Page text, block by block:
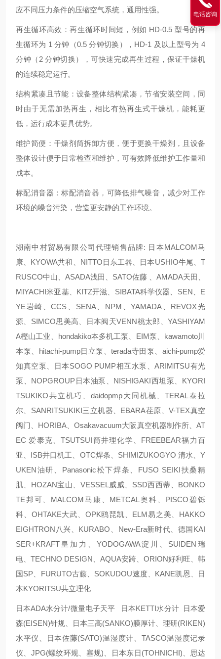
应不同压力条件的压缩空气系统，通用性强。
再生循环高效：再生循环时间短，例如 HD-0.5 型号的再
生循环为 1 分钟（0.5 分钟切换），HD-1 及以上型号为 4
分钟（2 分钟切换），可快速完成再生过程，保证干燥机
的连续稳定运行。
结构紧凑且节能：设备整体结构紧凑，节省安装空间，同
时由于无需加热再生，相比有热再生式干燥机，能耗更
低，运行成本更具优势。
维护简便：干燥剂筒拆卸方便，便于更换干燥剂，且设备
整体设计便于日常检查和维护，可有效降低维护工作量和
成本。
标配消音器：标配消音器，可降低排气噪音，减少对工作
环境的噪音污染，营造更安静的工作环境。
湖南中村贸易有限公司代理销售品牌: 日本MALCOM马
康、KYOWA共和、NITTO日东工器、日本USHIO牛尾、T
RUSCO中山、ASADA浅田、SATO佐藤 、AMADA天田、
MIYACHI米亚基、KITZ开滋、SIBATA科学仪器、SEN、E
YE岩崎、CCS、SENA、NPM、YAMADA、REVOX光
源、SIMCO思美高、日本阀天VENN桃太郎、YASHIYAM
A樫山工业、hondakiko本多机工泵、EIM泵、kawamoto川
本泵、hitachi-pump日立泵、terada寺田泵、aichi-pump爱
知真空泵、日本SOGO PUMP相互水泵、ARIMITSU有光
泵、NOPGROUP日本油泵、NISHIGAKI西坦泵、KYORI
TSUKIKO共立机巧、daidopmp大同机械、TERAL泰拉
尔、SANRITSUKIKI三立机器、EBARA荏原、V-TEX真空
阀门、HORIBA、Osakavacuum大阪真空机器制作所、AT
EC 爱泰克、TSUTSUI筒井理化学、FREEBEAR福力百
亚、ISB井口机工、OTC焊条、SHIMIZUKOGYO 清水、Y
UKEN油研、Panasonic松下焊条、FUSO SEIKI扶桑精
肌、HOZAN宝山、VESSEL威威、SSD西西蒂、BONKO
TE邦可、MALCOM马康、METCAL奥科、PISCO碧铄
科、OHTAKE大武、OPK鸥琵凯、ELM易之美、HAKKO
EIGHTRON八兴、KURABO、New-Era新时代、德国KAI
SER+KRAFT皇加力、YODOGAWA淀川、SUIDEN瑞
电、TECHNO DESIGN、AQUA安跨、ORION好利旺、韩
国SP、FURUTO古藤、SOKUDOU速度、KANE凯恩、日
本KYORITSU共立理化
日本ADA水分计/微量电子天平 日本KETTI水分计 日本爱
森(EISEN)针规、日本三高(SANKO)膜厚计、理研(RIKEN)
水平仪、日本佐藤(SATO)温湿度计、TASCO温湿度记录
仪、JPG(螺纹环规、塞规)、日本东日(TOHNICHI)、思达
电话咨询